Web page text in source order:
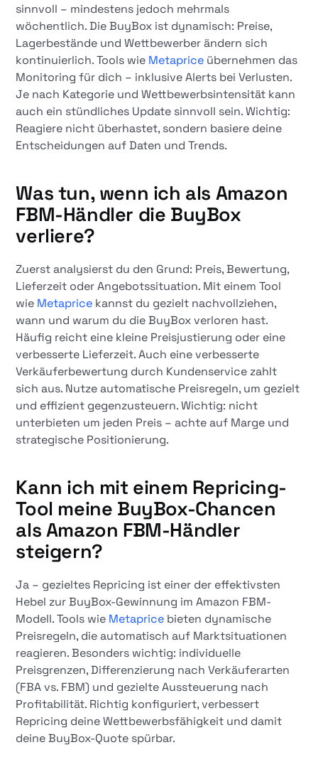
sinnvoll – mindestens jedoch mehrmals
wöchentlich. Die BuyBox ist dynamisch: Preise,
Lagerbestände und Wettbewerber ändern sich
kontinuierlich. Tools wie Metaprice übernehmen das
Monitoring für dich – inklusive Alerts bei Verlusten.
Je nach Kategorie und Wettbewerbsintensität kann
auch ein stündliches Update sinnvoll sein. Wichtig:
Reagiere nicht überhastet, sondern basiere deine
Entscheidungen auf Daten und Trends.
Was tun, wenn ich als Amazon
FBM-Händler die BuyBox
verliere?
Zuerst analysierst du den Grund: Preis, Bewertung,
Lieferzeit oder Angebotssituation. Mit einem Tool
wie Metaprice kannst du gezielt nachvollziehen,
wann und warum du die BuyBox verloren hast.
Häufig reicht eine kleine Preisjustierung oder eine
verbesserte Lieferzeit. Auch eine verbesserte
Verkäuferbewertung durch Kundenservice zahlt
sich aus. Nutze automatische Preisregeln, um gezielt
und effizient gegenzusteuern. Wichtig: nicht
unterbieten um jeden Preis – achte auf Marge und
strategische Positionierung.
Kann ich mit einem Repricing-
Tool meine BuyBox-Chancen
als Amazon FBM-Händler
steigern?
Ja – gezieltes Repricing ist einer der effektivsten
Hebel zur BuyBox-Gewinnung im Amazon FBM-
Modell. Tools wie Metaprice bieten dynamische
Preisregeln, die automatisch auf Marktsituationen
reagieren. Besonders wichtig: individuelle
Preisgrenzen, Differenzierung nach Verkäuferarten
(FBA vs. FBM) und gezielte Aussteuerung nach
Profitabilität. Richtig konfiguriert, verbessert
Repricing deine Wettbewerbsfähigkeit und damit
deine BuyBox-Quote spürbar.